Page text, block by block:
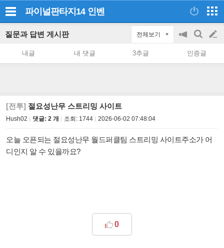
파이널판타지14 인벤
질문과 답변 게시판 전체보기
공
on/off
검
색
글
쓰
내글 내 댓글 3추글 인증글
[전투] 절요성난무 스트리밍 사이트
Hush02 댓글: 2 개 조회: 1744 2026-06-02 07:48:04
오늘 오픈되는 절요성난무 월드퍼클팀 스트리밍 사이트주소가 어
디인지 알 수 있을까요?
0